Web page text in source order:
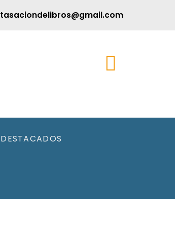
tasaciondelibros@gmail.com
DESTACADOS